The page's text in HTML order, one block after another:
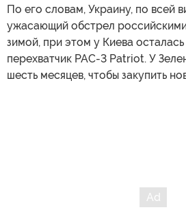
По его словам, Украину, по всей
ужасающий обстрел
зимой, при этом у Киева
перехватчик PAC-3 Patriot. У
шесть месяцев, чтобы закупить